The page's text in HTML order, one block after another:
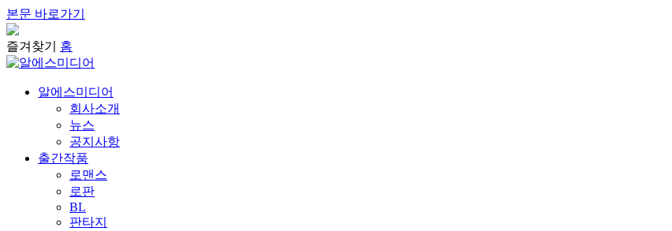
본문 바로가기
즐겨찾기 홈
알에스미디어
회사소개
뉴스
공지사항
출간작품
로맨스
로판
BL
판타지